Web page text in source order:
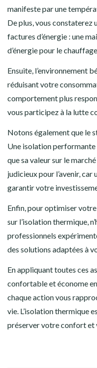
manifeste par une
De plus, vous constaterez
factures d’énergie : une
d’énergie pour le
Ensuite, l’environnement
réduisant votre
comportement plus
vous participez à la lutte
Notons également que le
Une isolation
que sa valeur sur le
judicieux pour l’avenir,
garantir votre
Enfin, pour optimiser
sur l’isolation thermique,
professionnels
des solutions adaptées à
En appliquant toutes ces
confortable et économe en
chaque action vous
vie. L’isolation thermique
préserver votre confort et